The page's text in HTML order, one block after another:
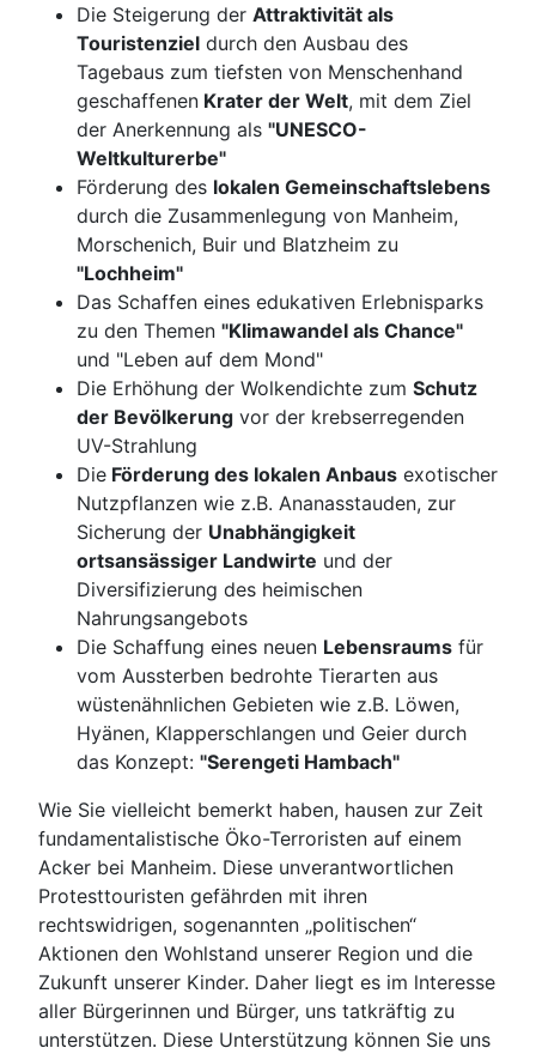
Die Steigerung der Attraktivität als
Touristenziel durch den Ausbau des
Tagebaus zum tiefsten von Menschenhand
geschaffenen Krater der Welt, mit dem Ziel
der Anerkennung als "UNESCO-
WeItkulturerbe"
Förderung des lokalen Gemeinschaftslebens
durch die Zusammenlegung von Manheim,
Morschenich, Buir und Blatzheim zu
"Lochheim"
Das Schaffen eines edukativen Erlebnisparks
zu den Themen "KlimawandeI als Chance"
und "Leben auf dem Mond"
Die Erhöhung der Wolkendichte zum Schutz
der BevöIkerung vor der krebserregenden
UV-Strahlung
Die Förderung des Iokalen Anbaus exotischer
Nutzpflanzen wie z.B. Ananasstauden, zur
Sicherung der Unabhängigkeit
ortsansässiger Landwirte und der
Diversifizierung des heimischen
Nahrungsangebots
Die Schaffung eines neuen Lebensraums für
vom Aussterben bedrohte Tierarten aus
wüstenähnlichen Gebieten wie z.B. Löwen,
Hyänen, Klapperschlangen und Geier durch
das Konzept: "Serengeti Hambach"
Wie Sie vielleicht bemerkt haben, hausen zur Zeit
fundamentalistische Öko-Terroristen auf einem
Acker bei Manheim. Diese unverantwortlichen
Protesttouristen gefährden mit ihren
rechtswidrigen, sogenannten „poIitischen“
Aktionen den Wohlstand unserer Region und die
Zukunft unserer Kinder. Daher Iiegt es im lnteresse
aller Bürgerinnen und Bürger, uns tatkräftig zu
unterstützen. Diese Unterstützung können Sie uns